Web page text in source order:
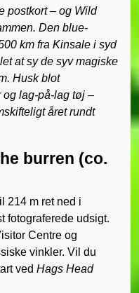
postkort – og Wild
Den blue-
km fra Kinsale i syd
at sy de syv magiske
Husk blot
og lag-på-lag tøj –
året rundt
burren (co.
214 m ret ned i
fotograferede udsigt.
Centre og
vinkler. Vil du
ved Hags Head